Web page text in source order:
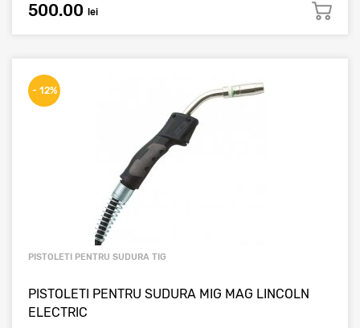
500.00 lei
- 12%
PISTOLETI PENTRU SUDURA TIG
PISTOLETI PENTRU SUDURA MIG MAG LINCOLN
ELECTRIC